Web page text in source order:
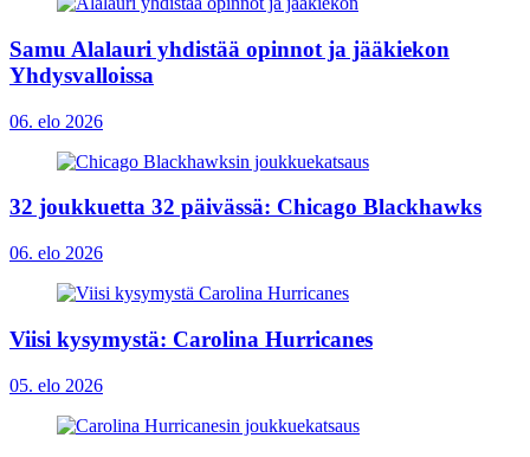
Samu Alalauri yhdistää opinnot ja jääkiekon
Yhdysvalloissa
06. elo 2026
32 joukkuetta 32 päivässä: Chicago Blackhawks
06. elo 2026
Viisi kysymystä: Carolina Hurricanes
05. elo 2026